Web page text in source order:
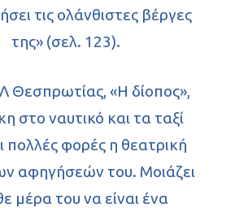
τις ολάνθιστες βέργες
της» (σελ. 123).
Θεσπρωτίας, «Η δίοπος»,
στο ναυτικό και τα ταξί
πολλές φορές η θεατρική
αφηγήσεών του. Μοιάζει
μέρα του να είναι ένα